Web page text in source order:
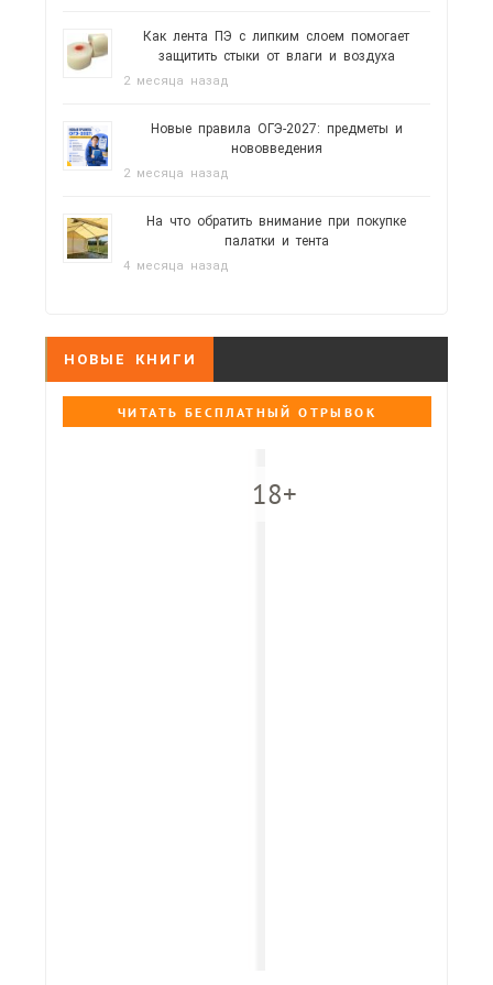
Как лента ПЭ с липким слоем помогает
защитить стыки от влаги и воздуха
2 месяца назад
Новые правила ОГЭ-2027: предметы и
нововведения
2 месяца назад
На что обратить внимание при покупке
палатки и тента
4 месяца назад
НОВЫЕ КНИГИ